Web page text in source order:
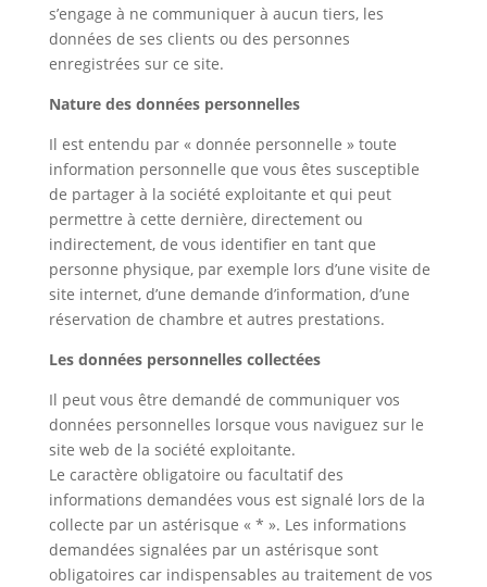
s’engage à ne communiquer à aucun tiers, les
données de ses clients ou des personnes
enregistrées sur ce site.
Nature des données personnelles
Il est entendu par « donnée personnelle » toute
information personnelle que vous êtes susceptible
de partager à la société exploitante et qui peut
permettre à cette dernière, directement ou
indirectement, de vous identifier en tant que
personne physique, par exemple lors d’une visite de
site internet, d’une demande d’information, d’une
réservation de chambre et autres prestations.
Les données personnelles collectées
Il peut vous être demandé de communiquer vos
données personnelles lorsque vous naviguez sur le
site web de la société exploitante.
Le caractère obligatoire ou facultatif des
informations demandées vous est signalé lors de la
collecte par un astérisque « * ». Les informations
demandées signalées par un astérisque sont
obligatoires car indispensables au traitement de vos